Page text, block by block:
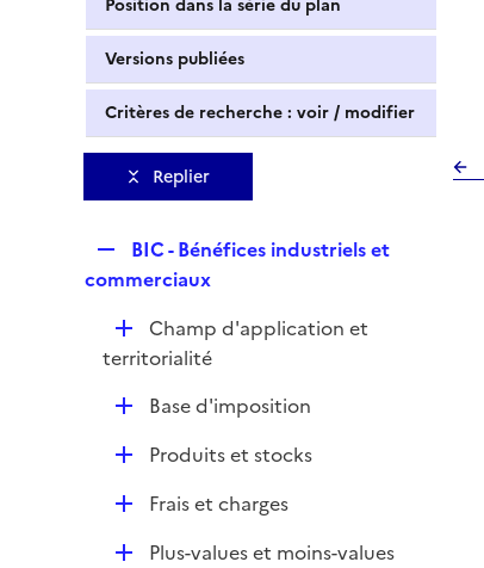
Position dans la série du plan
Versions publiées
Critères de recherche : voir / modifier
Replier
e
l
i
e
r
BIC - Bénéfices industriels et
commerciaux
D
é
Champ d'application et
territorialité
DBase d'imposition
DProduits et stocks
DFrais et charges
DPlus-values et moins-values